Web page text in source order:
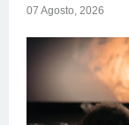
07 Agosto, 2026